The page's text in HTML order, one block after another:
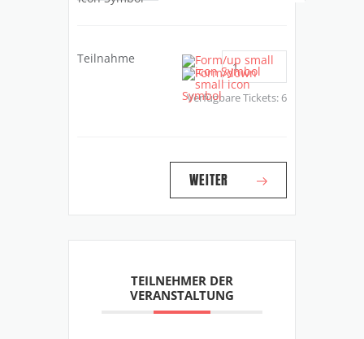
Teilnahme
Verfügbare Tickets:6
WEITER
TEILNEHMER DER
VERANSTALTUNG